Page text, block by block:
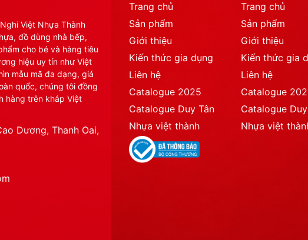
Việt Nhựa Thành
đồ dùng nhà bếp,
cho bé và hàng tiêu
hiệu uy tín như Việt
mẫu mã đa dạng, giá
quốc, chúng tôi đồng
hàng trên khắp Việt
Dương, Thanh Oai,
Trang chủ
Sản phẩm
Giới thiệu
Kiến thức gia dụng
Liên hệ
Catalogue 2025
Catalogue Duy Tân
Nhựa việt thành
Trang chủ
Sản phẩm
Giới thiệu
Kiến thức gia
Liên hệ
Catalogue
Catalogue
Nhựa việt